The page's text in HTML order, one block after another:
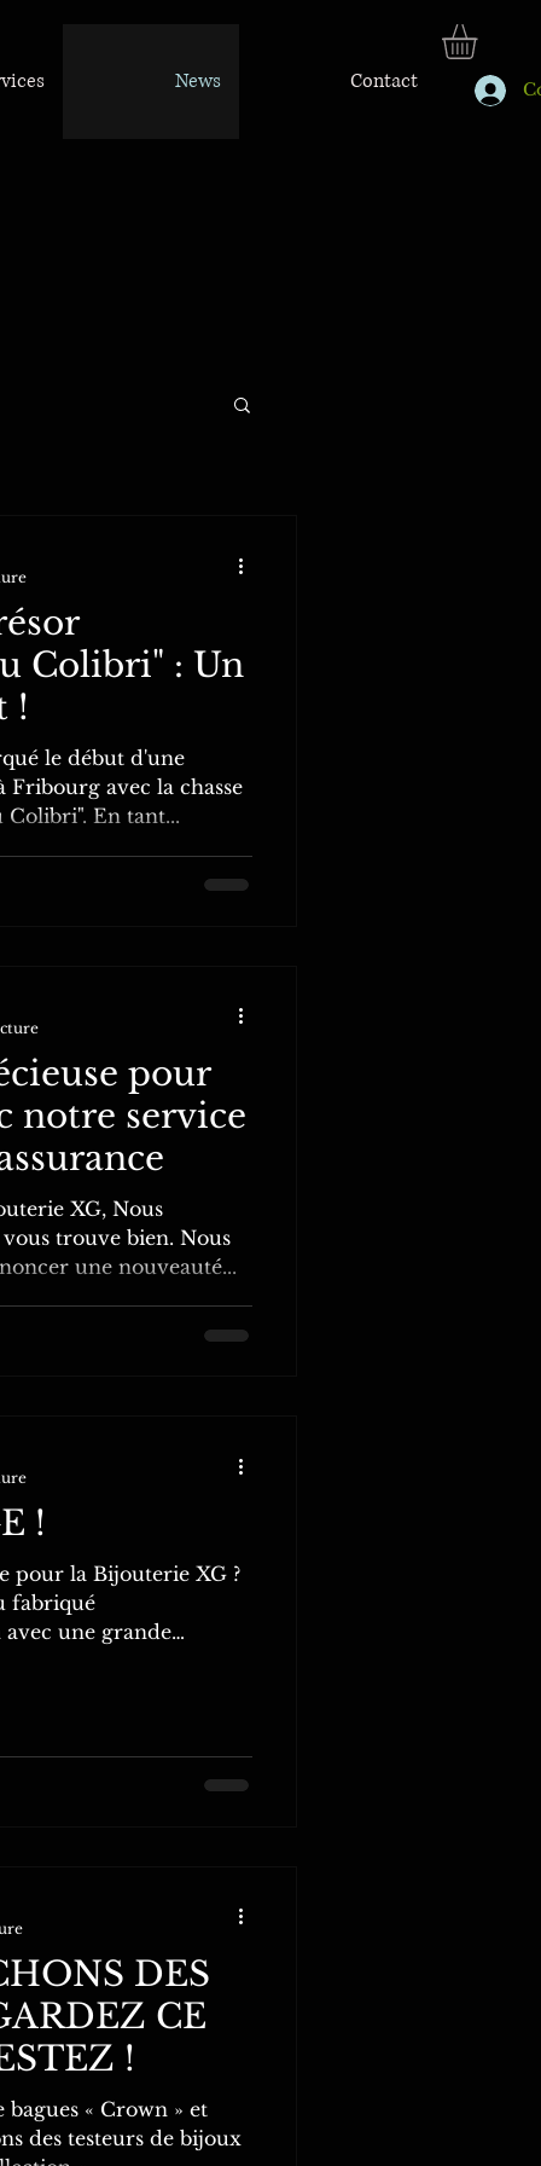
News Contact
Colibri" : Un
!
le début d'une
avec la chasse
En tant...
pour
notre service
XG, Nous
vous trouve bien. Nous
une nouveauté...
!
pour la Bijouterie XG ?
fabriqué
une grande
DES
CE
!
« Crown » et
des testeurs de bijoux